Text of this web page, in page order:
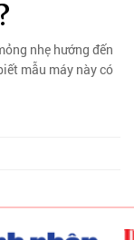
nhẹ hướng đến
mẫu máy này có